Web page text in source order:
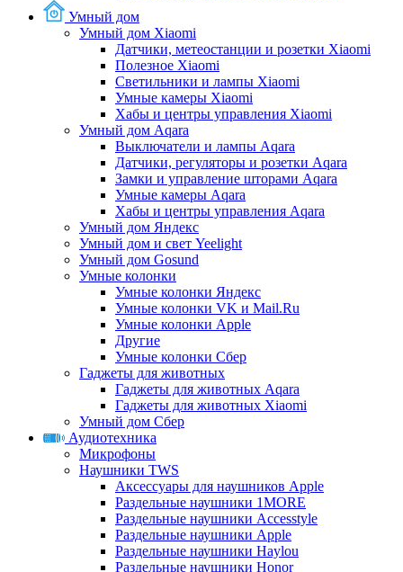
Умный дом
Умный дом Xiaomi
Датчики, метеостанции и розетки Xiaomi
Полезное Xiaomi
Светильники и лампы Xiaomi
Умные камеры Xiaomi
Хабы и центры управления Xiaomi
Умный дом Aqara
Выключатели и лампы Aqara
Датчики, регуляторы и розетки Aqara
Замки и управление шторами Aqara
Умные камеры Aqara
Хабы и центры управления Aqara
Умный дом Яндекс
Умный дом и свет Yeelight
Умный дом Gosund
Умные колонки
Умные колонки Яндекс
Умные колонки VK и Mail.Ru
Умные колонки Apple
Другие
Умные колонки Сбер
Гаджеты для животных
Гаджеты для животных Aqara
Гаджеты для животных Xiaomi
Умный дом Сбер
Аудиотехника
Микрофоны
Наушники TWS
Аксессуары для наушников Apple
Раздельные наушники 1MORE
Раздельные наушники Accesstyle
Раздельные наушники Apple
Раздельные наушники Haylou
Раздельные наушники Honor